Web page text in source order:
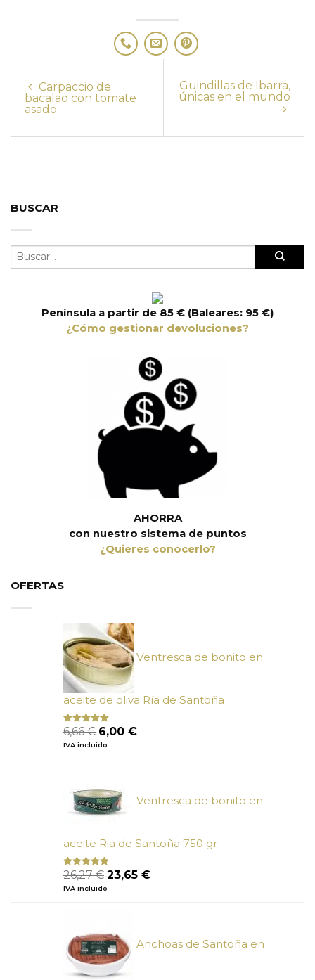
Carpaccio de
bacalao con tomate
asado
Guindillas de Ibarra,
únicas en el mundo
BUSCAR
Península a partir de 85 € (Baleares: 95 €)
¿Cómo gestionar devoluciones?
AHORRA
con nuestro sistema de puntos
¿Quieres conocerlo?
OFERTAS
Ventresca de bonito en
aceite de oliva Ría de Santoña
Valorado
con
de 5
6,66€ El
precio
6,00 €El
IVA incluido
Ventresca de bonito en
aceite Ria de Santoña 750 gr.
Valorado
con
5
26,27€ El
precio
23,65 €El
IVA incluido
Anchoas de Santoña en